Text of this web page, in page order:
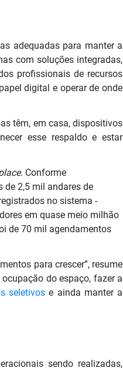
adequadas para manter a
com soluções integradas,
profissionais de recursos
digital e operar de onde
têm, em casa, dispositivos
esse respaldo e estar
. Conforme
de 2,5 mil andares de
no sistema -
em quase meio milhão
de 70 mil agendamentos
para crescer”, resume
do espaço, fazer a
seletivos e ainda manter a
sendo realizadas,